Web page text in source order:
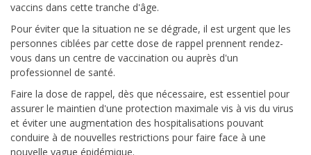
vaccins dans cette tranche d'âge.
Pour éviter que la situation ne se dégrade, il est urgent que les
personnes ciblées par cette dose de rappel prennent rendez-
vous dans un centre de vaccination ou auprès d'un
professionnel de santé.
Faire la dose de rappel, dès que nécessaire, est essentiel pour
assurer le maintien d'une protection maximale vis à vis du virus
et éviter une augmentation des hospitalisations pouvant
conduire à de nouvelles restrictions pour faire face à une
nouvelle vague épidémique.